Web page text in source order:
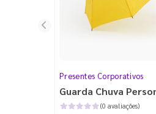
Presentes Corporativos
Guarda Chuva
(0 avaliações)